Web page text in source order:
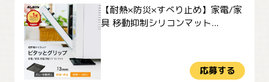
【耐熱×防災×すべり止め】家電/家
具 移動抑制シリコンマット...
応募する